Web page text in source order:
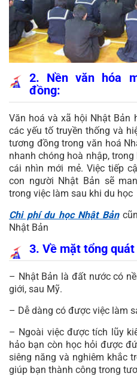
2. Nền văn hóa
đồng:
Văn hoá và xã hội Nhật Bản
các yếu tố truyền thống và
tương đồng trong văn hoá
nhanh chóng hoà nhập,
cái nhìn mới mẻ. Việc tiếp
con người Nhật Bản sẽ
trong việc làm sau khi du học
Chi phí du học Nhật Bản
Nhật Bản
3. Về mặt tổng
– Nhật Bản là đất nước có
giới, sau Mỹ.
– Dễ dàng có được việc làm
– Ngoài việc được tích lũy
hảo bạn còn học hỏi được
siêng năng và nghiêm khắc
giúp bạn thành công trong